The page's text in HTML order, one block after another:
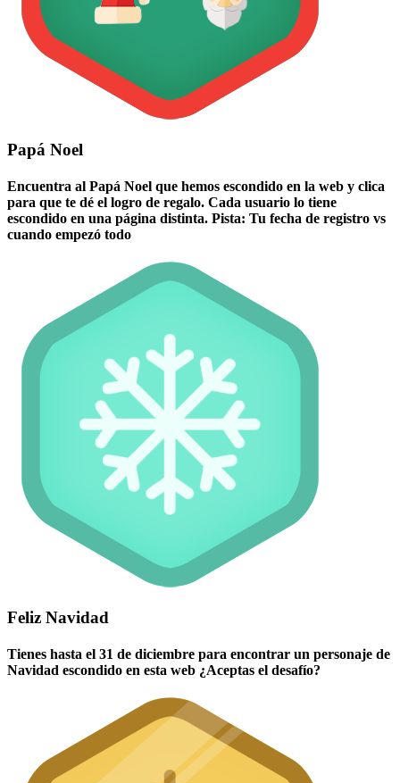
Papá Noel
Encuentra al Papá Noel que hemos escondido en la web y clica
para que te dé el logro de regalo. Cada usuario lo tiene
escondido en una página distinta. Pista: Tu fecha de registro vs
cuando empezó todo
Feliz Navidad
Tienes hasta el 31 de diciembre para encontrar un personaje de
Navidad escondido en esta web ¿Aceptas el desafío?